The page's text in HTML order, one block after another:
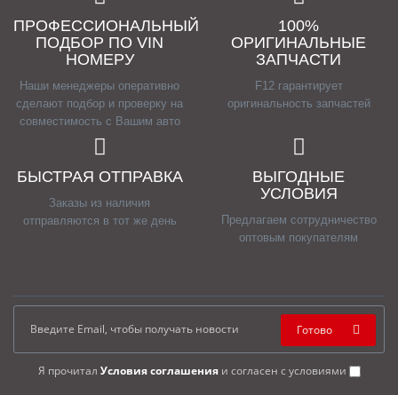
ПРОФЕССИОНАЛЬНЫЙ
ПОДБОР ПО VIN
НОМЕРУ
Наши менеджеры оперативно
сделают подбор и проверку на
совместимость с Вашим авто
100%
ОРИГИНАЛЬНЫЕ
ЗАПЧАСТИ
F12 гарантирует
оригинальность запчастей
БЫСТРАЯ ОТПРАВКА
Заказы из наличия
отправляются в тот же день
ВЫГОДНЫЕ
УСЛОВИЯ
Предлагаем сотрудничество
оптовым покупателям
Я прочитал Условия соглашенияи согласен с условиями
Готово